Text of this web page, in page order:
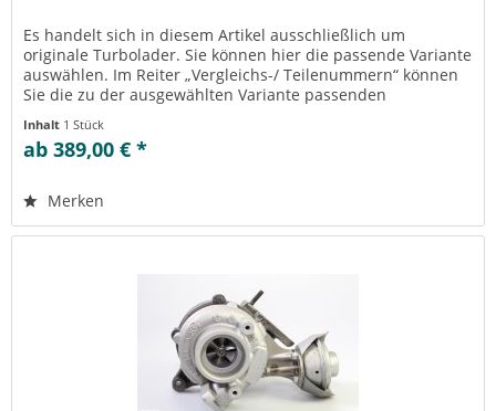
Es handelt sich in diesem Artikel ausschließlich um
originale Turbolader. Sie können hier die passende Variante
auswählen. Im Reiter „Vergleichs-/ Teilenummern“ können
Sie die zu der ausgewählten Variante passenden
Inhalt 1 Stück
ab 389,00 € *
Merken